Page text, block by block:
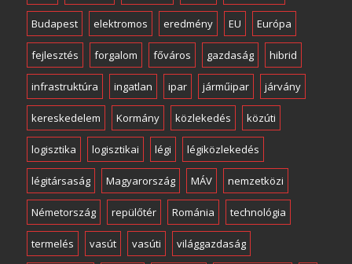
Budapest elektromos eredmény EU Európa
fejlesztés forgalom főváros gazdaság hibrid
infrastruktúra ingatlan ipar járműipar járvány
kereskedelem Kormány közlekedés közúti
logisztika logisztikai légi légiközlekedés
légitársaság Magyarország MÁV nemzetközi
Németország repülőtér Románia technológia
termelés vasút vasúti világgazdaság